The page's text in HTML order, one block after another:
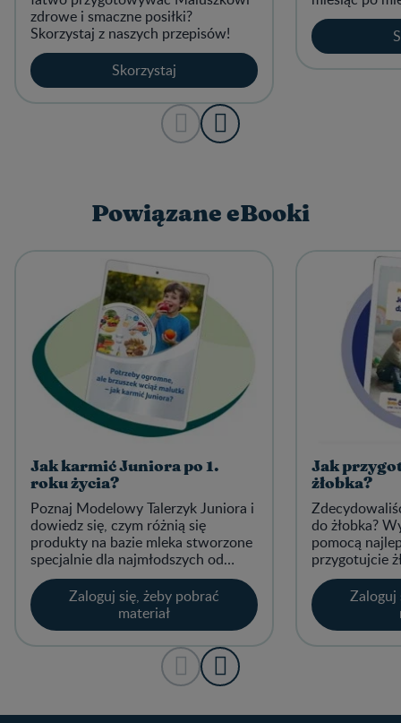
zdrowe i smaczne posiłki?
Skorzystaj z naszych przepisów!
Skorzystaj
Powiązane eBooki
Jak karmić Juniora po 1.
roku życia?
Poznaj Modelowy Talerzyk Juniora i
dowiedz się, czym różnią się
produkty na bazie mleka stworzone
specjalnie dla najmłodszych od
mleka krowiego.
Zaloguj się, żeby pobrać
materiał
Jak
żłobka?
do żłobka?
pomocą
przygotujcie
Oto lista
które
oswoić się z
Zaloguj